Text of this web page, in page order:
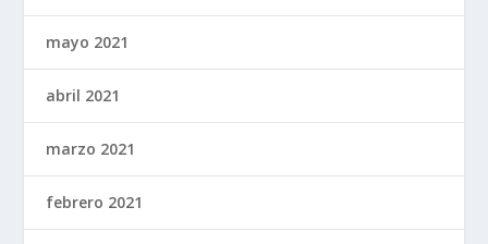
mayo 2021
abril 2021
marzo 2021
febrero 2021